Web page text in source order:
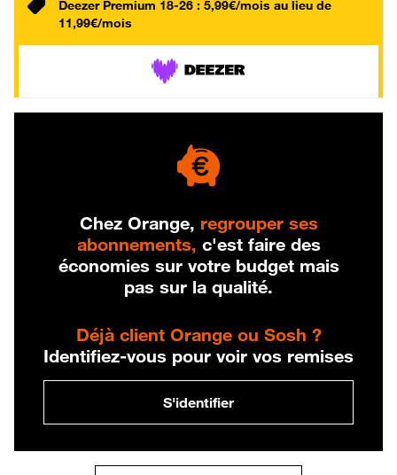
Deezer Premium 18-26 : 5,99€/mois au lieu de
11,99€/mois
Chez Orange, regrouper ses
abonnements, c'est faire des
économies sur votre budget mais
pas sur la qualité.
Déjà client Orange ou Sosh ?
Identifiez-vous pour voir vos remises
S'identifier